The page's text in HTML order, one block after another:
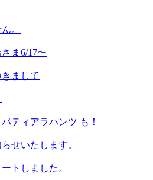
。
ま6/17〜
まして
ティアラパンツ も！
せいたします。
トしました。